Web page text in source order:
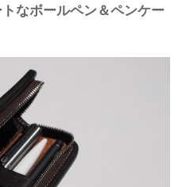
なボールペン＆ペンケー